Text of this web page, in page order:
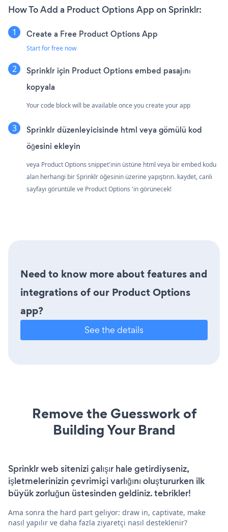
How To Add a Product Options App on Sprinklr:
Create a Free Product Options App
Start for free now
Sprinklr için Product Options embed pasajını
kopyala
Your code block will be available once you create your app
Sprinklr düzenleyicisinde html veya gömülü kod
öğesini ekleyin
veya Product Options snippet'inin üstüne html veya bir embed kodu
alan herhangi bir Sprinklr öğesinin üzerine yapıştırın. kaydet, canlı
sayfayı görüntüle ve Product Options 'in görünecek!
Need to know more about features and
integrations of our Product Options
app?
See the details
Remove the Guesswork of
Building Your Brand
Sprinklr web sitenizi çalışır hale getirdiyseniz,
işletmelerinizin çevrimiçi varlığını oluştururken ilk
büyük zorluğun üstesinden geldiniz. tebrikler!
Ama sonra the hard part geliyor: draw in, captivate, make
nasıl yapılır ve daha fazla ziyaretçi nasıl desteklenir?